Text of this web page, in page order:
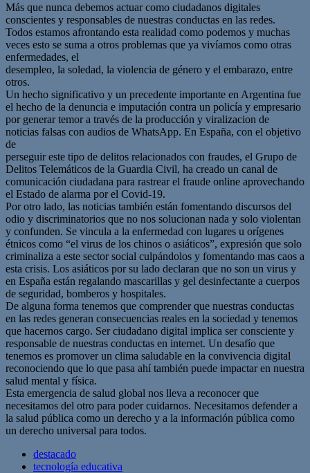
Más que nunca debemos actuar como ciudadanos digitales
conscientes y responsables de nuestras conductas en las redes.
Todos estamos afrontando esta realidad como podemos y muchas
veces esto se suma a otros problemas que ya vivíamos como otras
enfermedades, el
desempleo, la soledad, la violencia de género y el embarazo, entre
otros.
Un hecho significativo y un precedente importante en Argentina fue
el hecho de la denuncia e imputación contra un policía y empresario
por generar temor a través de la producción y viralizacion de
noticias falsas con audios de WhatsApp. En España, con el objetivo
de
perseguir este tipo de delitos relacionados con fraudes, el Grupo de
Delitos Telemáticos de la Guardia Civil, ha creado un canal de
comunicación ciudadana para rastrear el fraude online aprovechando
el Estado de alarma por el Covid-19.
Por otro lado, las noticias también están fomentando discursos del
odio y discriminatorios que no nos solucionan nada y solo violentan
y confunden. Se vincula a la enfermedad con lugares u orígenes
étnicos como “el virus de los chinos o asiáticos”, expresión que solo
criminaliza a este sector social culpándolos y fomentando mas caos a
esta crisis. Los asiáticos por su lado declaran que no son un virus y
en España están regalando mascarillas y gel desinfectante a cuerpos
de seguridad, bomberos y hospitales.
De alguna forma tenemos que comprender que nuestras conductas
en las redes generan consecuencias reales en la sociedad y tenemos
que hacernos cargo. Ser ciudadano digital implica ser consciente y
responsable de nuestras conductas en internet. Un desafío que
tenemos es promover un clima saludable en la convivencia digital
reconociendo que lo que pasa ahí también puede impactar en nuestra
salud mental y física.
Esta emergencia de salud global nos lleva a reconocer que
necesitamos del otro para poder cuidarnos. Necesitamos defender a
la salud pública como un derecho y a la información pública como
un derecho universal para todos.
destacado
tecnología educativa